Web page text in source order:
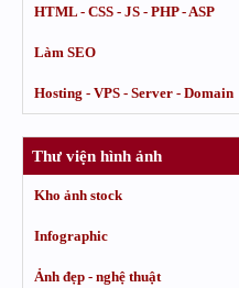
HTML - CSS - JS - PHP - ASP
Làm SEO
Hosting - VPS - Server - Domain
Thư viện hình ảnh
Kho ảnh stock
Infographic
Ảnh đẹp - nghệ thuật